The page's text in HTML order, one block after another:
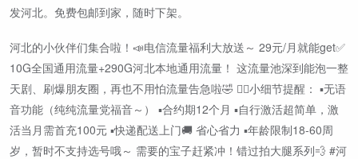
发河北。免费包邮到家，随时下架。
河北的小伙伴们集合啦！📣电信流量福利大放送～ 29元/月就能get✅
10G全国通用流量+290G河北本地通用流量！ 这流量池深到能泡一整
天剧、刷爆朋友圈，再也不用怕流量告急啦🤣 👉🏻小细节提醒： ▪️无语
音功能（纯纯流量党福音～） ▪️合约期12个月 ▪️自行激活超简单，激
活当月需首充100元 ▪️快递配送上门🚚 省心省力 ▪️年龄限制18-60周
岁，暂时不支持选号哦～ 需要的宝子赶紧冲！错过拍大腿系列💨 #河